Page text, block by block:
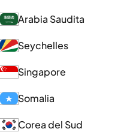
Arabia Saudita
Seychelles
Singapore
Somalia
Corea del Sud